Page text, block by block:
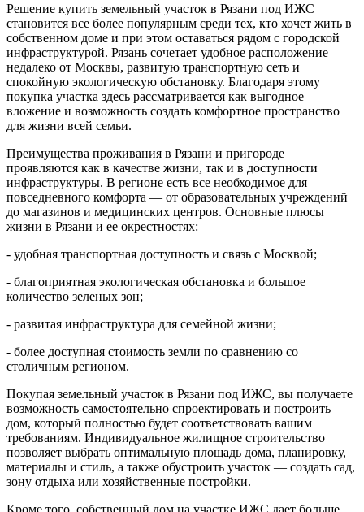
Решение купить земельный участок в Рязани под ИЖС
становится все более популярным среди тех, кто хочет жить в
собственном доме и при этом оставаться рядом с городской
инфраструктурой. Рязань сочетает удобное расположение
недалеко от Москвы, развитую транспортную сеть и
спокойную экологическую обстановку. Благодаря этому
покупка участка здесь рассматривается как выгодное
вложение и возможность создать комфортное пространство
для жизни всей семьи.
Преимущества проживания в Рязани и пригороде
проявляются как в качестве жизни, так и в доступности
инфраструктуры. В регионе есть все необходимое для
повседневного комфорта — от образовательных учреждений
до магазинов и медицинских центров. Основные плюсы
жизни в Рязани и ее окрестностях:
- удобная транспортная доступность и связь с Москвой;
- благоприятная экологическая обстановка и большое
количество зеленых зон;
- развитая инфраструктура для семейной жизни;
- более доступная стоимость земли по сравнению со
столичным регионом.
Покупая земельный участок в Рязани под ИЖС, вы получаете
возможность самостоятельно спроектировать и построить
дом, который полностью будет соответствовать вашим
требованиям. Индивидуальное жилищное строительство
позволяет выбрать оптимальную площадь дома, планировку,
материалы и стиль, а также обустроить участок — создать сад,
зону отдыха или хозяйственные постройки.
Кроме того, собственный дом на участке ИЖС дает больше